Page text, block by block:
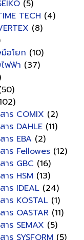
(5)
TECH (4)
(8)
อโยก (10)
ฟฟ้า (37)
าร COMIX (2)
าร DAHLE (11)
าร EBA (2)
าร Fellowes (12)
าร GBC (16)
าร HSM (13)
าร IDEAL (24)
าร KOSTAL (1)
าร OASTAR (11)
าร SEMAX (5)
ร SYSFORM (5)